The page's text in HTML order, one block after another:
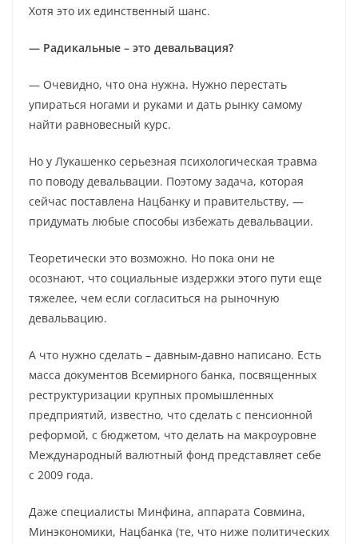
Хотя это их единственный шанс.
— Радикальные – это девальвация?
— Очевидно, что она нужна. Нужно перестать
упираться ногами и руками и дать рынку самому
найти равновесный курс.
Но у Лукашенко серьезная психологическая травма
по поводу девальвации. Поэтому задача, которая
сейчас поставлена Нацбанку и правительству, —
придумать любые способы избежать девальвации.
Теоретически это возможно. Но пока они не
осознают, что социальные издержки этого пути еще
тяжелее, чем если согласиться на рыночную
девальвацию.
А что нужно сделать – давным-давно написано. Есть
масса документов Всемирного банка, посвященных
реструктуризации крупных промышленных
предприятий, известно, что сделать с пенсионной
реформой, с бюджетом, что делать на макроуровне
Международный валютный фонд представляет себе
с 2009 года.
Даже специалисты Минфина, аппарата Совмина,
Минэкономики, Нацбанка (те, что ниже политических